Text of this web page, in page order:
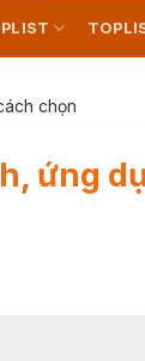
chọn
ứng